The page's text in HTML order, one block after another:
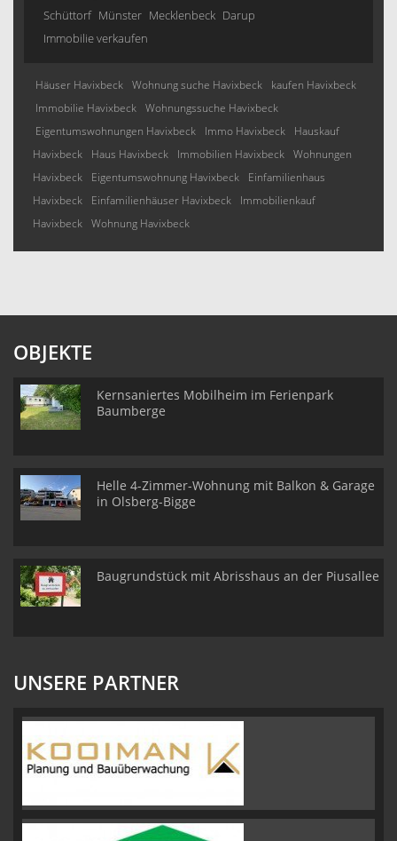
Schüttorf Münster Mecklenbeck Darup
Immobilie verkaufen
Häuser Havixbeck Wohnung suche Havixbeck
kaufen Havixbeck
Immobilie Havixbeck Wohnungssuche Havixbeck
Eigentumswohnungen Havixbeck
Immo Havixbeck
Hauskauf
Havixbeck
Haus Havixbeck Immobilien Havixbeck Wohnungen
Havixbeck
Eigentumswohnung Havixbeck
Einfamilienhaus
Havixbeck
Einfamilienhäuser Havixbeck
Immobilienkauf
Havixbeck Wohnung Havixbeck
OBJEKTE
Kernsaniertes Mobilheim im Ferienpark
Baumberge
Helle 4-Zimmer-Wohnung mit Balkon & Garage
in Olsberg-Bigge
Baugrundstück mit Abrisshaus an der Piusallee
UNSERE PARTNER